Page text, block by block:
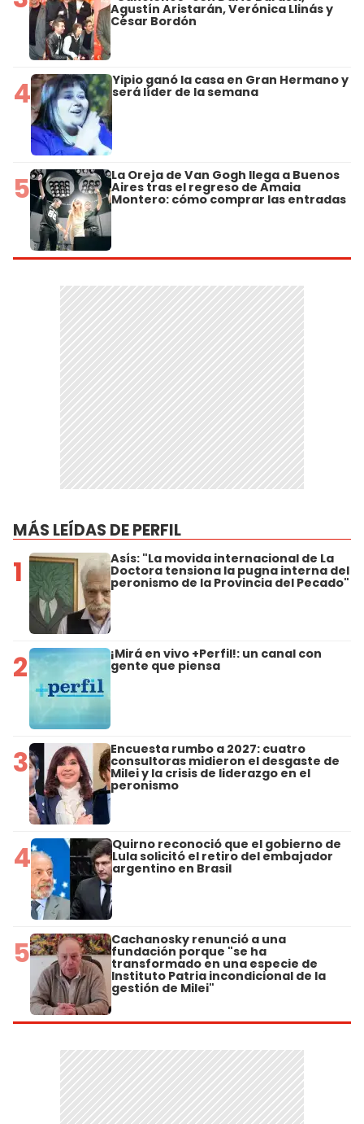
Agustín Aristarán, Verónica Llinás y
César Bordón
4 Yipio ganó la casa en Gran Hermano y
será líder de la semana
5 La Oreja de Van Gogh llega a Buenos
Aires tras el regreso de Amaia
Montero: cómo comprar las entradas
MÁS LEÍDAS DE PERFIL
1 Asís: "La movida internacional de La
Doctora tensiona la pugna interna del
peronismo de la Provincia del Pecado"
2 ¡Mirá en vivo +Perfil!: un canal con
gente que piensa
3 Encuesta rumbo a 2027: cuatro
consultoras midieron el desgaste de
Milei y la crisis de liderazgo en el
peronismo
4 Quirno reconoció que el gobierno de
Lula solicitó el retiro del embajador
argentino en Brasil
5 Cachanosky renunció a una
fundación porque "se ha
transformado en una especie de
Instituto Patria incondicional de la
gestión de Milei"